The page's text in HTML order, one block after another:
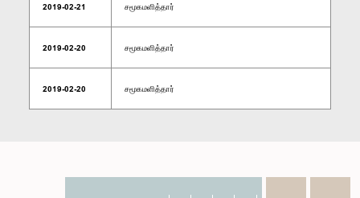
2019-02-21 சமூகமளித்தார்
2019-02-20 சமூகமளித்தார்
2019-02-20 சமூகமளித்தார்